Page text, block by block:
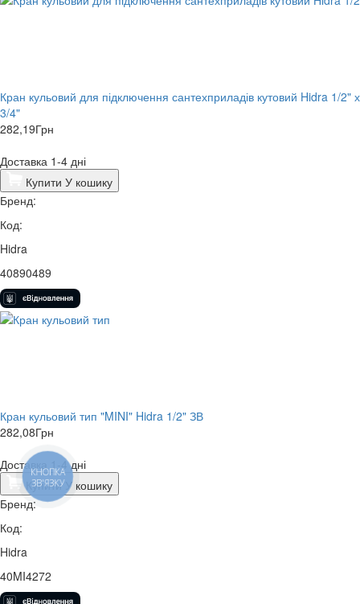
Кран кульовий для підключення сантехприладів кутовий Hidra 1/2" х
3/4"
282,19Грн
Доставка 1-4 дні
Купити У кошику
Бренд:
Код:
Hidra
40890489
Кран кульовий тип "MINI" Hidra 1/2" ЗВ
282,08Грн
Доставка 1-4 дні
Купити У кошику
Бренд:
Код:
Hidra
40MI4272
КНОПКА
ЗВ'ЯЗКУ